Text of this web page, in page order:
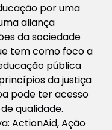
por uma
aliança
da sociedade
tem como foco a
pública
da justiça
pode ter acesso
qualidade.
ActionAid, Ação